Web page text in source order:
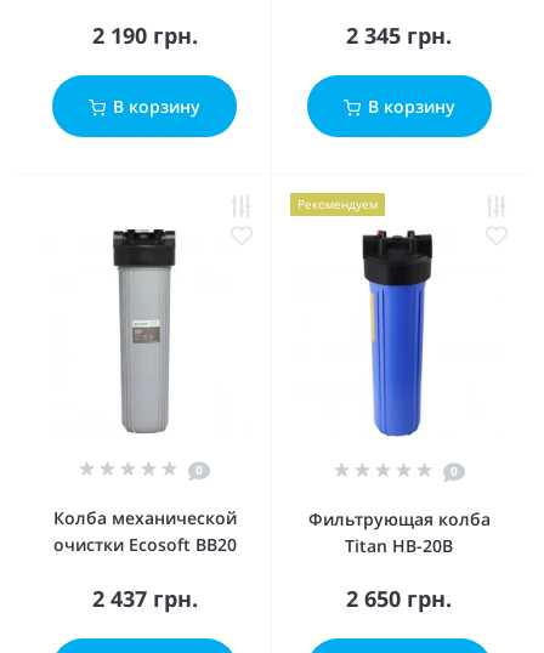
2 190 грн.
В корзину
2 345 грн.
В корзину
0
Колба механической
очистки Ecosoft BB20
2 437 грн.
Рекомендуем
0
Фильтрующая колба
Titan HB-20B
2 650 грн.